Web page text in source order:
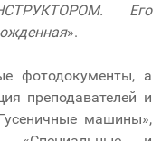
Его
».
фотодокументы, а
преподавателей и
машины»,